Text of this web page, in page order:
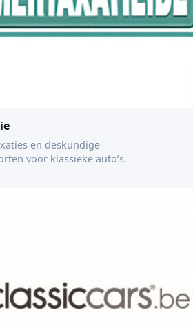
en deskundige
voor klassieke auto’s.